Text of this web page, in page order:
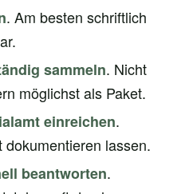
. Am besten schriftlich
sammeln. Nicht
möglichst als Paket.
einreichen.
dokumentieren lassen.
beantworten.